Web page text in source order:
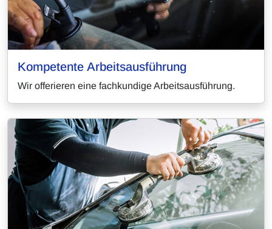
Kompetente Arbeitsausführung
Wir offerieren eine fachkundige Arbeitsausführung.